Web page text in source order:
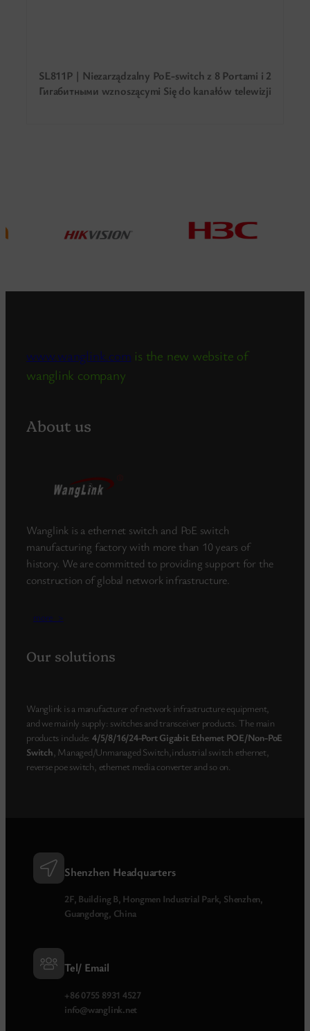
SL811P | Niezarządzalny PoE-switch z 8 Portami i 2
Гигабитными wznoszącymi Się do kanałów telewizji
www.wanglink.com is the new website of
wanglink company
About us
Wanglink is a ethernet switch and PoE switch
manufacturing factory with more than 10 years of
history. We are committed to providing support for the
construction of global network infrastructure.
more_>
Our solutions
Wanglink is a manufacturer of network infrastructure equipment,
and we mainly supply: switches and transceiver products. The main
products include: 4/5/8/16/24-Port Gigabit Ethernet POE/Non-PoE
Switch, Managed/Unmanaged Switch,industrial switch ethernet,
reverse poe switch, ethernet media converter and so on.
Shenzhen Headquarters
2F, Building B, Hongmen Industrial Park, Shenzhen,
Guangdong, China
Tel/ Email
+86 0755 8931 4527
info@wanglink.net